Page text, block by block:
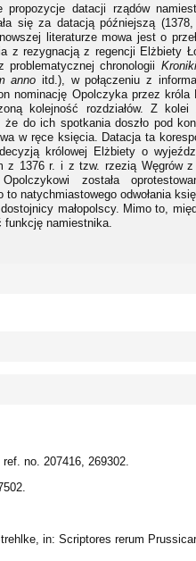
datacji rządów
się za datacją późniejszą
literaturze mowa jest o
z rezygnacją z regencji Elżbiety
chronologii Kroniki
anno itd.), w połączeniu z
nominację Opolczyka przez króla
kolejność rozdziałów. Z
do ich spotkania doszło pod
w ręce księcia. Datacja ta
królowej Elżbiety o
1376 r. i z tzw. rzezią Węgrów z
została
natychmiastowego odwołania
małopolscy. Mimo to,
funkcję namiestnika.
no. 207416, 269302.
in: Scriptores rerum